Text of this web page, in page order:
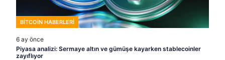
BITCOIN HABERLERI
6 ay önce
Piyasa analizi: Sermaye altın ve gümüşe kayarken stablecoinler
zayıflıyor